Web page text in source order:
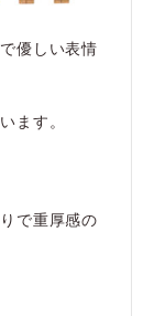
優しい表情
ます。
で重厚感の